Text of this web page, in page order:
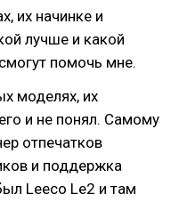
их начинке и
лучше и какой
помочь мне.
моделях, их
и не понял. Самому
отпечатков
и поддержка
Leeco Le2 и там